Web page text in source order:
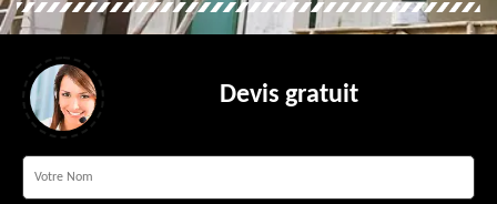
Devis gratuit